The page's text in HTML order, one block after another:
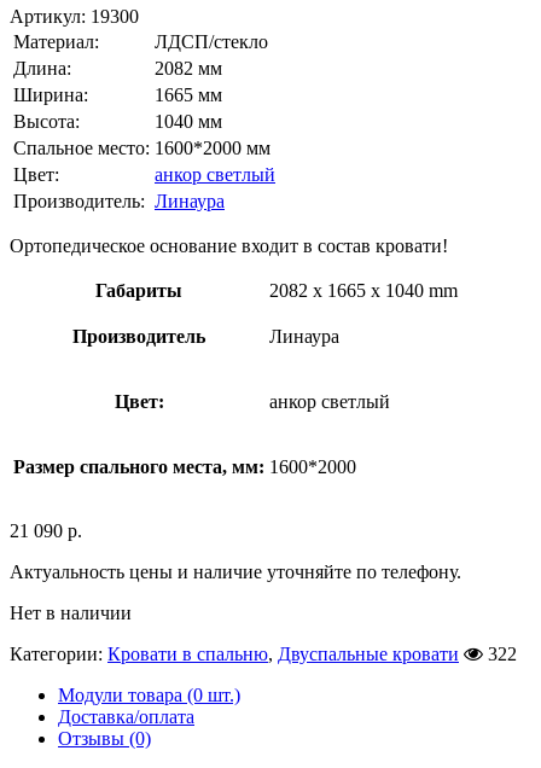
Артикул: 19300
Материал:
ЛДСП/стекло
Длина:
2082 мм
Ширина:
1665 мм
Высота:
1040 мм
Спальное место: 1600*2000 мм
Цвет:
анкор светлый
Производитель: Линаура
Ортопедическое основание входит в состав кровати!
Габариты 2082 x 1665 x 1040 mm
Производитель Линаура
Цвет: анкор светлый
Размер спального места, мм: 1600*2000
21 090 р.
Актуальность цены и наличие уточняйте по телефону.
Нет в наличии
Категории: Кровати в спальню, Двуспальные кровати
322
Модули товара (0 шт.)
Доставка/оплата
Отзывы (0)